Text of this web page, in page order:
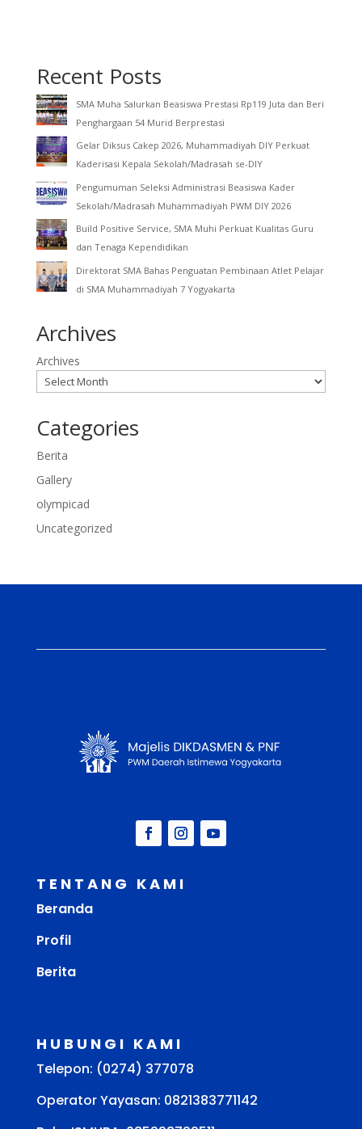
Recent Posts
SMA Muha Salurkan Beasiswa Prestasi Rp119 Juta dan Beri
Penghargaan 54 Murid Berprestasi
Gelar Diksus Cakep 2026, Muhammadiyah DIY Perkuat
Kaderisasi Kepala Sekolah/Madrasah se-DIY
Pengumuman Seleksi Administrasi Beasiswa Kader
Sekolah/Madrasah Muhammadiyah PWM DIY 2026
Build Positive Service, SMA Muhi Perkuat Kualitas Guru
dan Tenaga Kependidikan
Direktorat SMA Bahas Penguatan Pembinaan Atlet Pelajar
di SMA Muhammadiyah 7 Yogyakarta
Archives
Archives
Categories
Berita
Gallery
olympicad
Uncategorized
TENTANG KAMI
Beranda
Profil
Berita
HUBUNGI KAMI
Telepon: (0274) 377078
Operator Yayasan: 0821383771142